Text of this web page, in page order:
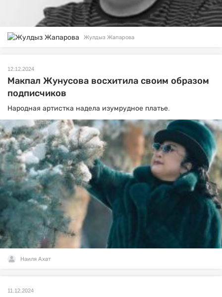
Жулдыз Жапарова
12.12.2024
Макпал Жунусова восхитила своим образом
подписчиков
Народная артистка надела изумрудное платье.
Наиля Ахат
11.12.2024